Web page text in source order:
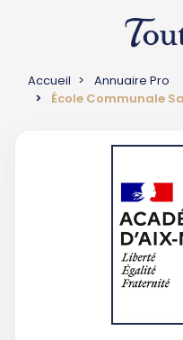
Accueil
Annuaire Pro
École Communale